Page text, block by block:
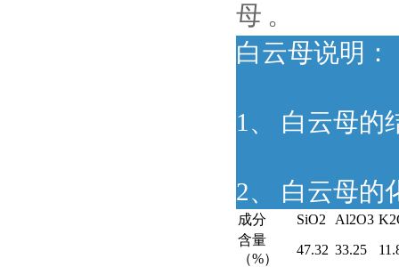
母 。
白云母说明：
1、 白云母的
2、 白云母的
成分 SiO2 Al2O3
含量
（%）
47.32 33.25